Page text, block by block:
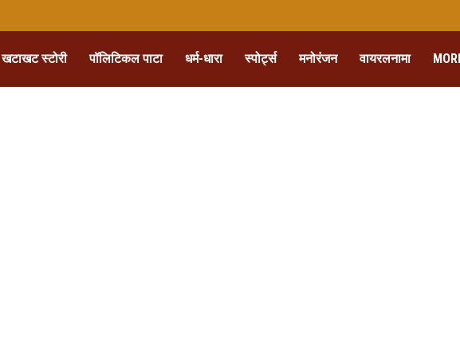
खटाखट स्टोरी पॉलिटिकल पाटा धर्म-धारा स्पोर्ट्स मनोरंजन वायरलनामा